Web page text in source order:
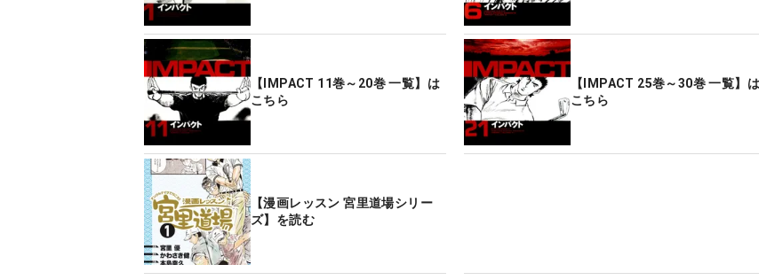
【IMPACT 11巻～20巻 一覧】は
こちら
【IMPACT 25巻～30巻 一覧】は
こちら
【漫画レッスン 宮里道場シリー
ズ】を読む